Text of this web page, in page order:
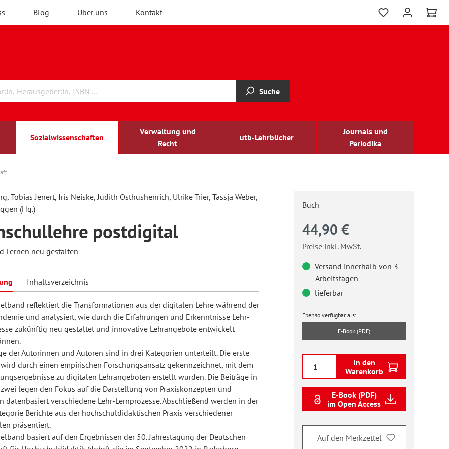
Blog Über uns Kontakt
Suche
Sozialwissenschaften
Verwaltung und
Recht
utb-Lehrbücher
Journals und
Periodika
und Unterrichtsforschung
und
sehbehindert
Forum
für
Tobias Jenert, Iris Neiske, Judith Osthushenrich, Ulrike Trier, Tassja Weber,
(Hg.)
postdigital
Lernen neu gestalten
Inhaltsverzeichnis
reflektiert die Transformationen aus der digitalen Lehre während der
und analysiert, wie durch die Erfahrungen und Erkenntnisse Lehr-
zukünftig neu gestaltet und innovative Lehrangebote entwickelt
der Autorinnen und Autoren sind in drei Kategorien unterteilt. Die erste
durch einen empirischen Forschungsansatz gekennzeichnet, mit dem
zu digitalen Lehrangeboten erstellt wurden. Die Beiträge in
legen den Fokus auf die Darstellung von Praxiskonzepten und
datenbasiert verschiedene Lehr-Lernprozesse. Abschließend werden in der
Berichte aus der hochschuldidaktischen Praxis verschiedener
präsentiert.
basiert auf den Ergebnissen der 50. Jahrestagung der Deutschen
Buch
44,90 €
Preise inkl. MwSt.
Versand innerhalb von 3
Arbeitstagen
lieferbar
Ebenso verfügbar als:
E-Book (PDF)
In den
Warenkorb
E-Book (PDF)
im Open Access
Auf den Merkzettel